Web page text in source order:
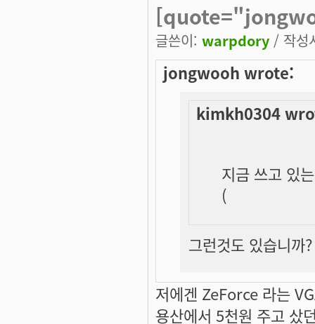
글쓴이: warpdory / 작성
jongwooh wrote:
kimkh0304
지금 쓰고 있
(
그런것도 있습니
저에겐 ZeForce 라는
용산에서 5천원 주고 샀